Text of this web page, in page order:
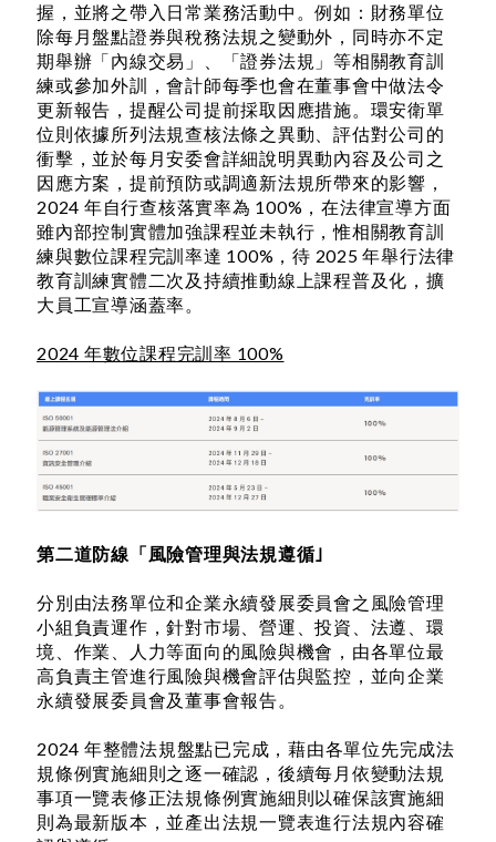
握，並將之帶入日常業務活動中。例如：財務單位
除每月盤點證券與稅務法規之變動外，同時亦不定
期舉辦「內線交易」、「證券法規」等相關教育訓
練或參加外訓，會計師每季也會在董事會中做法令
更新報告，提醒公司提前採取因應措施。環安衛單
位則依據所列法規查核法條之異動、評估對公司的
衝擊，並於每月安委會詳細說明異動內容及公司之
因應方案，提前預防或調適新法規所帶來的影響，
2024 年自行查核落實率為 100%，在法律宣導方面
雖內部控制實體加強課程並未執行，惟相關教育訓
練與數位課程完訓率達 100%，待 2025 年舉行法律
教育訓練實體二次及持續推動線上課程普及化，擴
大員工宣導涵蓋率。
2024 年數位課程完訓率 100%
第二道防線「風險管理與法規遵循｣
分別由法務單位和企業永續發展委員會之風險管理
小組負責運作，針對市場、營運、投資、法遵、環
境、作業、人力等面向的風險與機會，由各單位最
高負責主管進行風險與機會評估與監控，並向企業
永續發展委員會及董事會報告。
2024 年整體法規盤點已完成，藉由各單位先完成法
規條例實施細則之逐一確認，後續每月依變動法規
事項一覽表修正法規條例實施細則以確保該實施細
則為最新版本，並產出法規一覽表進行法規內容確